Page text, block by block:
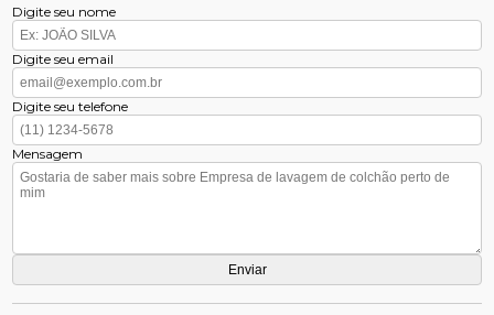
Digite seu nome
Digite seu email
Digite seu telefone
Mensagem